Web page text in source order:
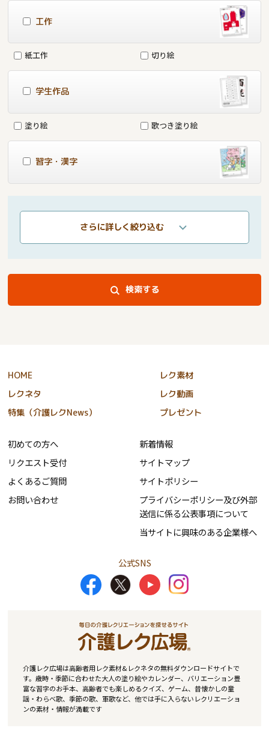
工作
紙工作 切り絵
学生作品
塗り絵 歌つき塗り絵
習字・漢字
さらに詳しく絞り込む
検索する
HOME
レク素材
レクネタ
レク動画
特集（介護レクNews）
プレゼント
初めての方へ
リクエスト受付
よくあるご質問
お問い合わせ
新着情報
サイトマップ
サイトポリシー
プライバシーポリシー及び外部
送信に係る公表事項について
当サイトに興味のある企業様へ
公式SNS
介護レク広場は高齢者用レク素材&レクネタの無料ダウンロードサイトで
す。歳時・季節に合わせた大人の塗り絵やカレンダー、バリエーション豊
富な習字のお手本、高齢者でも楽しめるクイズ、ゲーム、昔懐かしの童
謡・わらべ歌、季節の歌、軍歌など、他では手に入らないレクリエーショ
ンの素材・情報が満載です